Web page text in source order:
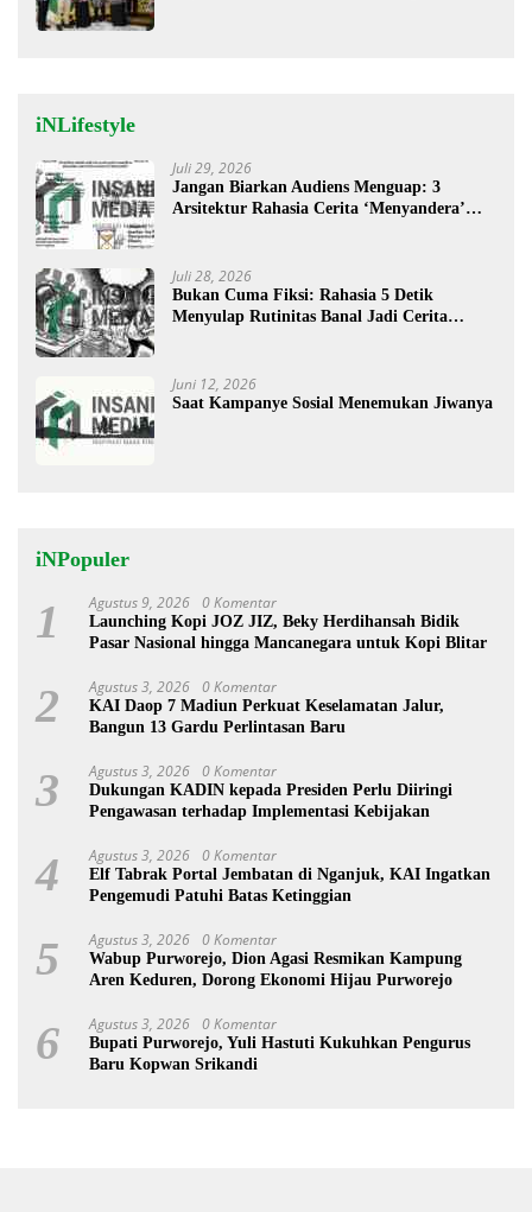
iNLifestyle
Juli 29, 2026
Jangan Biarkan Audiens Menguap: 3
Arsitektur Rahasia Cerita ‘Menyandera’
Juli 28, 2026
Bukan Cuma Fiksi: Rahasia 5 Detik
Menyulap Rutinitas Banal Jadi Cerita
Juni 12, 2026
Saat Kampanye Sosial Menemukan Jiwanya
iNPopuler
1 Agustus 9, 2026 0 Komentar
Launching Kopi JOZ JIZ, Beky Herdihansah Bidik
Pasar Nasional hingga Mancanegara untuk Kopi Blitar
2 Agustus 3, 2026 0 Komentar
KAI Daop 7 Madiun Perkuat Keselamatan Jalur,
Bangun 13 Gardu Perlintasan Baru
3 Agustus 3, 2026 0 Komentar
Dukungan KADIN kepada Presiden Perlu Diiringi
Pengawasan terhadap Implementasi Kebijakan
4 Agustus 3, 2026 0 Komentar
Elf Tabrak Portal Jembatan di Nganjuk, KAI Ingatkan
Pengemudi Patuhi Batas Ketinggian
5 Agustus 3, 2026 0 Komentar
Wabup Purworejo, Dion Agasi Resmikan Kampung
Aren Keduren, Dorong Ekonomi Hijau Purworejo
6 Agustus 3, 2026 0 Komentar
Bupati Purworejo, Yuli Hastuti Kukuhkan Pengurus
Baru Kopwan Srikandi